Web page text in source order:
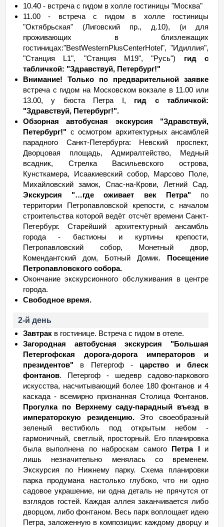
10.40 - встреча с гидом в холле гостиницы "Москва"
11.00 - встреча с гидом в холле гостиницы
"Октябрьская" (Лиговский пр., д.10), (и для
проживающих в близлежащих
гостиницах:"BestWesternPlusCenterHotel", "Идиллия",
"Станция L1", "Станция М19", "Русь") гид с
табличкой: "Здравствуй, Петербург!"
Внимание! Только по предварительной заявке
встреча с гидом на Московском вокзале в 11.00 или
13.00, у бюста Петра I, гид с табличкой:
"Здравствуй, Петербург!".
Обзорная автобусная экскурсия "Здравствуй,
Петербург!" с осмотром архитектурных ансамблей
парадного Санкт-Петербурга: Невский проспект,
Дворцовая площадь, Адмиралтейство, Медный
всадник, Стрелка Васильевского острова,
Кунсткамера, Исаакиевский собор, Марсово Поле,
Михайловский замок, Спас-на-Крови, Летний Сад.
Экскурсия "…где оживает век Петра"по
территории Петропавловской крепости, с началом
строительства которой ведёт отсчёт времени Санкт-
Петербург. Старейший архитектурный ансамбль
города - бастионы и куртины крепости,
Петропавловский собор, Монетный двор,
Комендантский дом, Ботный Домик. Посещение
Петропавловского собора.
Окончание экскурсионного обслуживания в центре
города.
Свободное время.
2-й день
Завтрак в гостинице. Встреча с гидом в отеле.
Загородная автобусная экскурсия "Большая
Петергофская дорога-дорога императоров и
президентов" в Петергоф - царство и блеск
фонтанов. Петергоф - шедевр садово-паркового
искусства, насчитывающий более 180 фонтанов и 4
каскада - всемирно признанная Столица Фонтанов.
Прогулка по Верхнему саду-парадный въезд в
императорскую резиденцию.Это своеобразный
зеленый вестибюль под открытым небом -
гармоничный, светлый, просторный. Его планировка
была выполнена по наброскам самого Петра Iи
лишь незначительно менялась со временем.
Экскурсия по Нижнему парку. Схема планировки
парка продумана настолько глубоко, что ни одно
садовое украшение, ни одна деталь не прячутся от
взглядов гостей. Каждая аллея заканчивается либо
дворцом, либо фонтаном. Весь парк воплощает идею
Петра, заложенную в композиции: каждому дворцу и